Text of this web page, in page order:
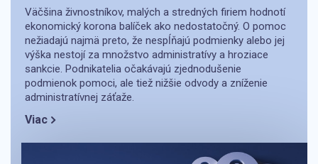
Väčšina živnostníkov, malých a stredných firiem hodnotí
ekonomický korona balíček ako nedostatočný. O pomoc
nežiadajú najmä preto, že nespĺňajú podmienky alebo jej
výška nestojí za množstvo administratívy a hroziace
sankcie. Podnikatelia očakávajú zjednodušenie
podmienok pomoci, ale tiež nižšie odvody a zníženie
administratívnej záťaže.
Viac